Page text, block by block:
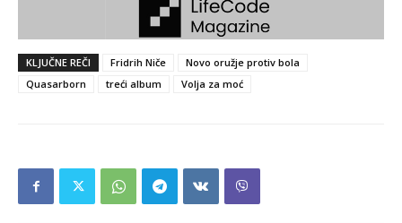
KLJUČNE REČI Fridrih Niče
Novo oružje protiv bola
Quasarborn
treći album Volja za moć